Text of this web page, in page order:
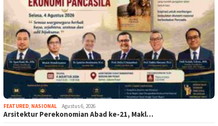
FEATURED NASIONAL Agustus 6, 2026
Arsitektur Perekonomian Abad ke-21, Makl…